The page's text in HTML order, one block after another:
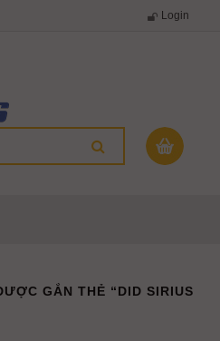
Login
GẮN THẺ “DID SIRIUS